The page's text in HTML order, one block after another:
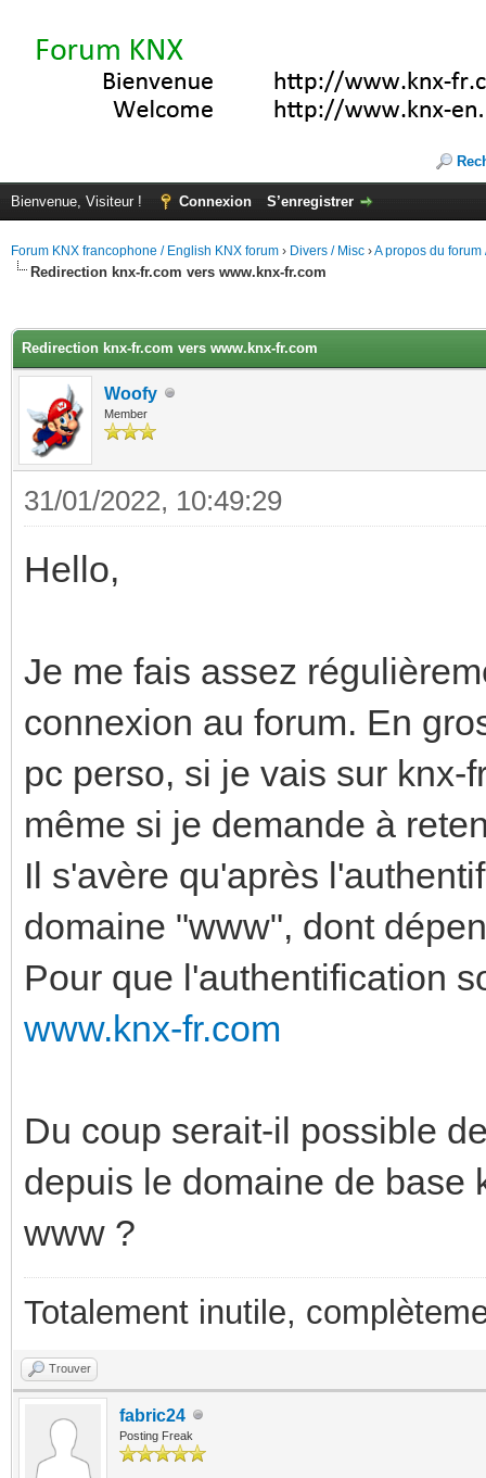
Bienvenue, Visiteur ! Connexion S’enregistrer
Forum KNX francophone / English KNX forum › Divers / Misc ›A propos du forum
Redirection knx-fr.com vers www.knx-fr.com
Redirection knx-fr.com vers www.knx-fr.com
Woofy
Member
31/01/2022, 10:49:29
Hello,
Je me fais assez
connexion au forum. En
pc perso, si je vais sur knx-
même si je demande à
Il s'avère qu'après
domaine "www", dont
Pour que l'authentification
www.knx-fr.com
Du coup serait-il possible
depuis le domaine de base
www ?
Totalement inutile,
Trouver
fabric24
Posting Freak